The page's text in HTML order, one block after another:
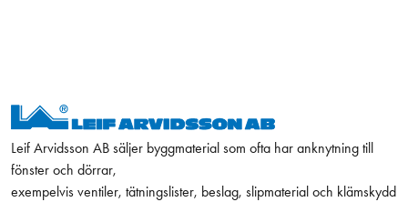
Leif Arvidsson AB säljer byggmaterial som ofta har anknytning till
fönster och dörrar,
exempelvis ventiler, tätningslister, beslag, slipmaterial och klämskydd